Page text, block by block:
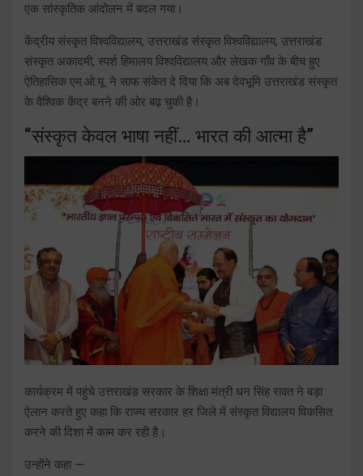
एक सांस्कृतिक आंदोलन में बदल गया।
केंद्रीय संस्कृत विश्वविद्यालय, उत्तराखंड संस्कृत विश्वविद्यालय, उत्तराखंड
संस्कृत अकादमी, स्पर्श हिमालय विश्वविद्यालय और लेखक गाँव के बीच हुए
ऐतिहासिक एम.ओ.यू. ने साफ संकेत दे दिया कि अब देवभूमि उत्तराखंड संस्कृत
के वैश्विक केंद्र बनने की ओर बढ़ चुकी है।
“संस्कृत केवल भाषा नहीं… भारत की आत्मा है”
कार्यक्रम में पहुंचे उत्तराखंड सरकार के शिक्षा मंत्री धन सिंह रावत ने बड़ा
ऐलान करते हुए कहा कि राज्य सरकार हर जिले में संस्कृत विद्यालय विकसित
करने की दिशा में काम कर रही है।
उन्होंने कहा —